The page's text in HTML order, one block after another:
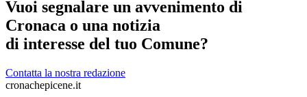
Vuoi segnalare un avvenimento di
Cronaca o una notizia
di interesse del tuo Comune?
Contatta la nostra redazione
cronachepicene.it